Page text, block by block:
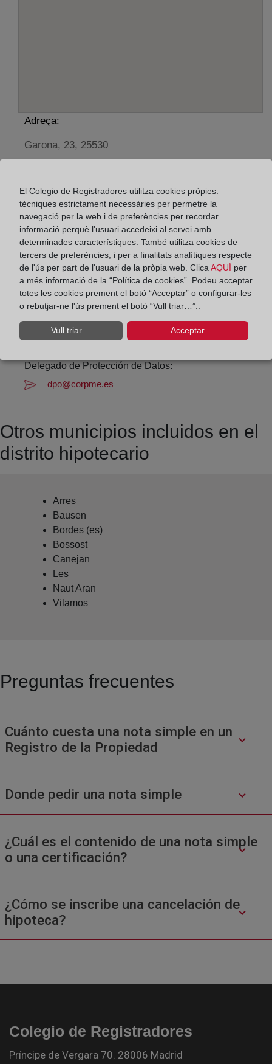
Adreça:
Garona, 23, 25530
De lunes a viernes de 09:00 a 17:00 horas
Agosto: De lunes a viernes de 09:00 a 14:00 horas
Los días 24 y 31 de diciembre de 09:00 a 14:00
horas
Datos de contacto:
(973) 64 00 89
viella@registrodelapropiedad.org
Datos del Registrador:
Delegado de Protección de Datos:
dpo@corpme.es
Otros municipios incluidos en el
distrito hipotecario
Arres
Bausen
Bordes (es)
Bossost
Canejan
Les
Naut Aran
Vilamos
Preguntas frecuentes
Cuánto cuesta una nota simple en un
Registro de la Propiedad
Donde pedir una nota simple
¿Cuál es el contenido de una nota simple
o una certificación?
¿Cómo se inscribe una cancelación de
hipoteca?
Colegio de Registradores
Príncipe de Vergara 70. 28006 Madrid
El Colegio de Registradores utilitza cookies pròpies:
tècniques estrictament necessàries per permetre la
navegació per la web i de preferències per recordar
informació perquè l'usuari accedeixi al servei amb
determinades característiques. També utilitza cookies de
tercers de preferències, i per a finalitats analítiques respecte
de l'ús per part de l'usuari de la pròpia web. Clica AQUÍ per
a més informació de la “Política de cookies”. Podeu acceptar
totes les cookies prement el botó “Acceptar” o configurar-les
o rebutjar-ne l'ús prement el botó “Vull triar…”..
Vull triar.... Acceptar